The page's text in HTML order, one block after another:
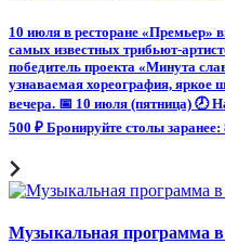
10 июля в ресторане «Премьер»
самых известных трибьют-
победитель проекта «Минута
узнаваемая хореография, яркое
вечера. 📅 10 июля (пятница) 🕗
500 ₽ Бронируйте столы
Музыкальная программа